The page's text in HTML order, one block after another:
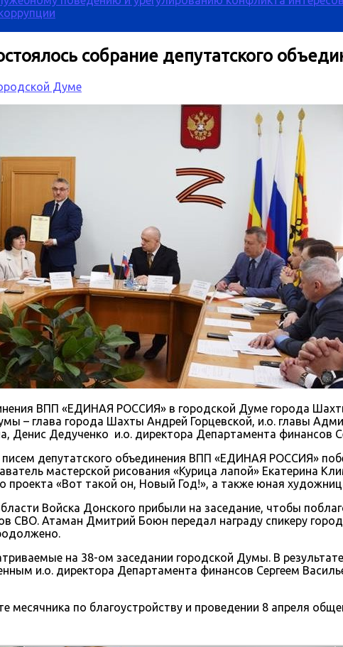
собрание депутатского
Думе
ВПП «ЕДИНАЯ РОССИЯ» в городской Думе города
– глава города Шахты Андрей Горцевской, и.о. главы
Денис Дедученко и.о. директора Департамента финансов
депутатского объединения ВПП «ЕДИНАЯ РОССИЯ»
мастерской рисования «Курица лапой» Екатерина
«Вот такой он, Новый Год!», а также юная
Войска Донского прибыли на заседание, чтобы
СВО. Атаман Дмитрий Боюн передал награду спикеру
на 38-ом заседании городской Думы. В
и.о. директора Департамента финансов Сергеем
месячника по благоустройству и проведении 8 апреля